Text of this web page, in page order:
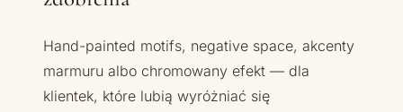
Hand-painted motifs, negative space, akcenty
marmuru albo chromowany efekt — dla
klientek, które lubią wyróżniać się